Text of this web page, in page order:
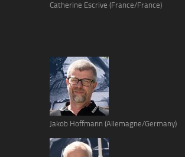
Catherine Escrive (France/France)
Jakob Hoffmann (Allemagne/Germany)